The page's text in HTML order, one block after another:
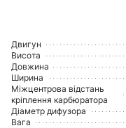
Двигун
Висота
Довжина
Ширина
Міжцентрова відстань
кріплення карбюратора
Діаметр дифузора
Вага